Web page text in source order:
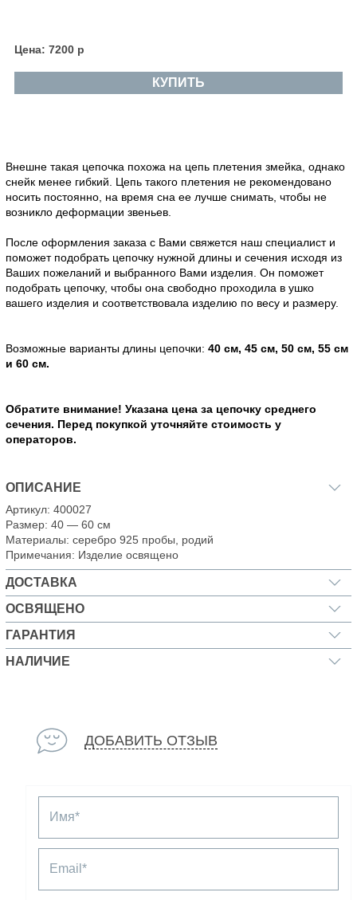
Цена: 7200 р
КУПИТЬ
Внешне такая цепочка похожа на цепь плетения змейка, однако
снейк менее гибкий. Цепь такого плетения не рекомендовано
носить постоянно, на время сна ее лучше снимать, чтобы не
возникло деформации звеньев.
После оформления заказа с Вами свяжется наш специалист и
поможет подобрать цепочку нужной длины и сечения исходя из
Ваших пожеланий и выбранного Вами изделия. Он поможет
подобрать цепочку, чтобы она свободно проходила в ушко
вашего изделия и соответствовала изделию по весу и размеру.
Возможные варианты длины цепочки: 40 см, 45 см, 50 см, 55 см
и 60 см.
Обратите внимание! Указана цена за цепочку среднего
сечения. Перед покупкой уточняйте стоимость у
операторов.
ОПИСАНИЕ
Артикул: 400027
Размер: 40 — 60 см
Материалы: серебро 925 пробы, родий
Примечания: Изделие освящено
ДОСТАВКА
ОСВЯЩЕНО
ГАРАНТИЯ
НАЛИЧИЕ
ДОБАВИТЬ ОТЗЫВ
Имя*
Email*